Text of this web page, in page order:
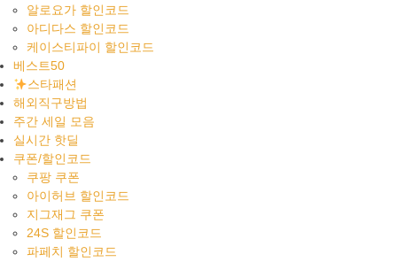
알로요가 할인코드
아디다스 할인코드
케이스티파이 할인코드
베스트50
스타패션
해외직구방법
주간 세일 모음
실시간 핫딜
쿠폰/할인코드
쿠팡 쿠폰
아이허브 할인코드
지그재그 쿠폰
24S 할인코드
파페치 할인코드